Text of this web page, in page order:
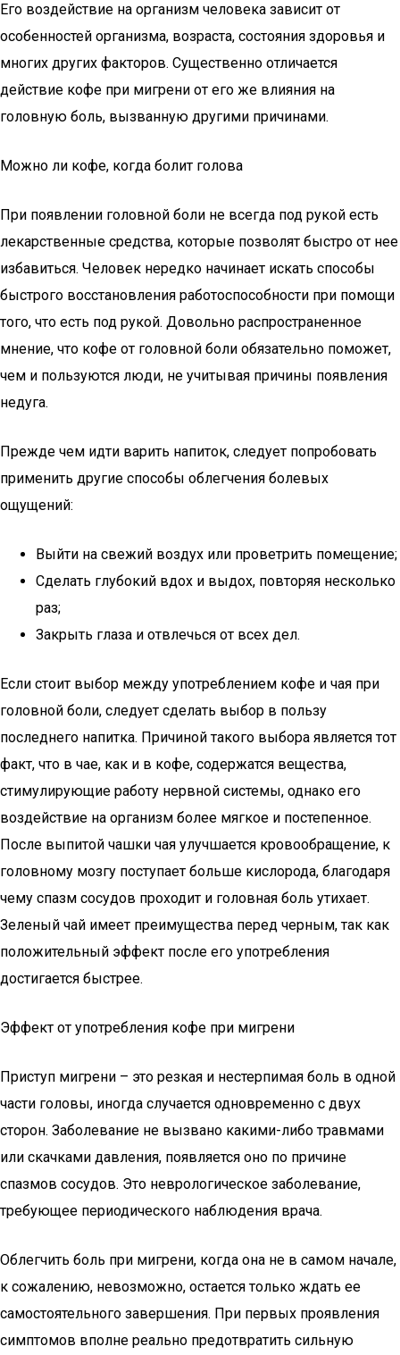
Его воздействие на организм человека зависит от
особенностей организма, возраста, состояния здоровья и
многих других факторов. Существенно отличается
действие кофе при мигрени от его же влияния на
головную боль, вызванную другими причинами.
Можно ли кофе, когда болит голова
При появлении головной боли не всегда под рукой есть
лекарственные средства, которые позволят быстро от нее
избавиться. Человек нередко начинает искать способы
быстрого восстановления работоспособности при помощи
того, что есть под рукой. Довольно распространенное
мнение, что кофе от головной боли обязательно поможет,
чем и пользуются люди, не учитывая причины появления
недуга.
Прежде чем идти варить напиток, следует попробовать
применить другие способы облегчения болевых
ощущений:
Выйти на свежий воздух или проветрить помещение;
Сделать глубокий вдох и выдох, повторяя несколько
раз;
Закрыть глаза и отвлечься от всех дел.
Если стоит выбор между употреблением кофе и чая при
головной боли, следует сделать выбор в пользу
последнего напитка. Причиной такого выбора является тот
факт, что в чае, как и в кофе, содержатся вещества,
стимулирующие работу нервной системы, однако его
воздействие на организм более мягкое и постепенное.
После выпитой чашки чая улучшается кровообращение, к
головному мозгу поступает больше кислорода, благодаря
чему спазм сосудов проходит и головная боль утихает.
Зеленый чай имеет преимущества перед черным, так как
положительный эффект после его употребления
достигается быстрее.
Эффект от употребления кофе при мигрени
Приступ мигрени – это резкая и нестерпимая боль в одной
части головы, иногда случается одновременно с двух
сторон. Заболевание не вызвано какими-либо травмами
или скачками давления, появляется оно по причине
спазмов сосудов. Это неврологическое заболевание,
требующее периодического наблюдения врача.
Облегчить боль при мигрени, когда она не в самом начале,
к сожалению, невозможно, остается только ждать ее
самостоятельного завершения. При первых проявления
симптомов вполне реально предотвратить сильную